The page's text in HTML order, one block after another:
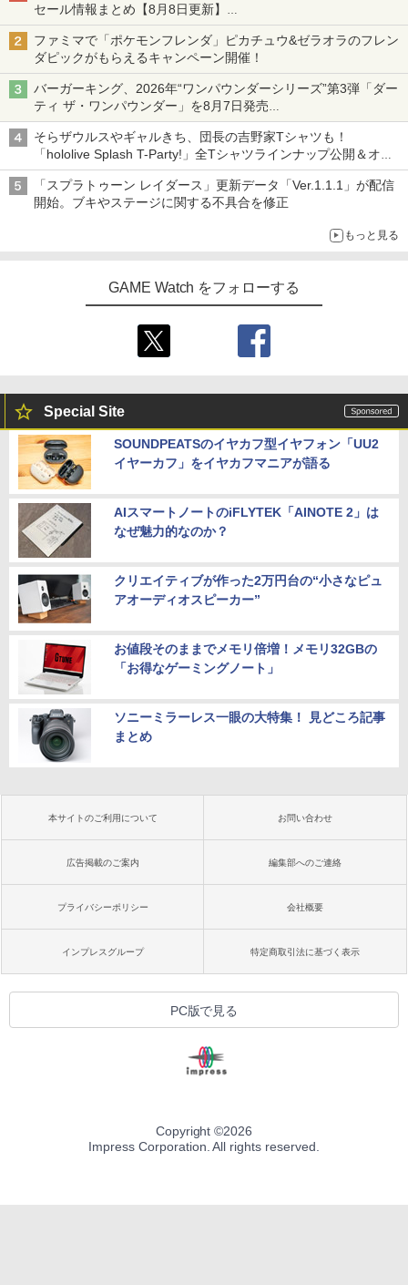
セール情報まとめ【8月8日更新】
ニンテンドーeショップでは「大神 絶景版」が67%オフで990円
ファミマで「ポケモンフレンダ」ピカチュウ&ゼラオラのフレン
ダピックがもらえるキャンペーン開催！
バーガーキング、2026年“ワンパウンダーシリーズ”第3弾「ダー
ティ ザ・ワンパウンダー」を8月7日発売
「特製ガーリックマヨソース」を使用した超大型チーズバーガー
そらザウルスやギャルきち、団長の吉野家Tシャツも！
「hololive Splash T-Party!」全Tシャツラインナップ公開＆オン
ライン販売開始
「スプラトゥーン レイダース」更新データ「Ver.1.1.1」が配信
開始。ブキやステージに関する不具合を修正
もっと見る
GAME Watch をフォローする
Special Site
SOUNDPEATSのイヤカフ型イヤフォン「UU2
イヤーカフ」をイヤカフマニアが語る
AIスマートノートのiFLYTEK「AINOTE 2」は
なぜ魅力的なのか？
クリエイティブが作った2万円台の“小さなピュ
アオーディオスピーカー”
お値段そのままでメモリ倍増！メモリ32GBの
「お得なゲーミングノート」
ソニーミラーレス一眼の大特集！ 見どころ記事
まとめ
本サイトのご利用について お問い合わせ
広告掲載のご案内 編集部へのご連絡
プライバシーポリシー 会社概要
インプレスグループ 特定商取引法に基づく表示
PC版で見る
Copyright ©2026
Impress Corporation. All rights reserved.